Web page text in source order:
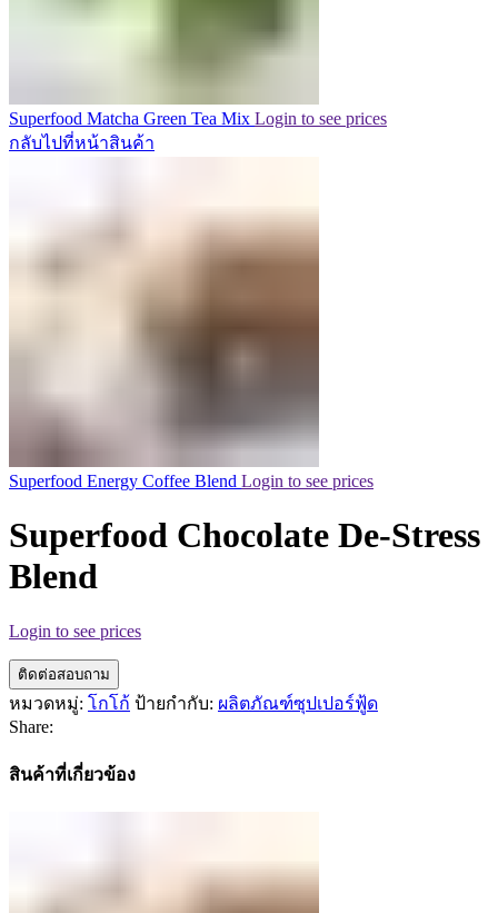
Superfood Matcha Green Tea Mix Login to see prices
กลับไปที่หน้าสินค้า
Superfood Energy Coffee Blend Login to see prices
Superfood Chocolate De-Stress
Blend
Login to see prices
ติดต่อสอบถาม
หมวดหมู่: โกโก้ ป้ายกำกับ: ผลิตภัณฑ์ซุปเปอร์ฟู้ด
Share:
สินค้าที่เกี่ยวข้อง